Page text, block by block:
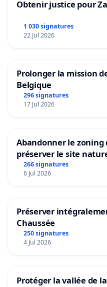
Obtenir justice pour
1 030 signatures
22 Jul 2026
Prolonger la mission
Belgique
296 signatures
17 Jul 2026
Abandonner le zoning
préserver le site
266 signatures
6 Jul 2026
Préserver
Chaussée
250 signatures
4 Jul 2026
Protéger la vallée de